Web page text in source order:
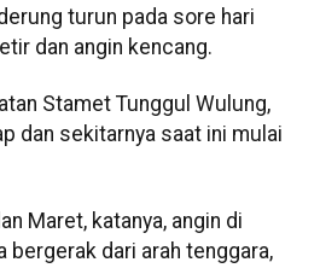
turun pada sore hari
dan angin kencang.
Stamet Tunggul Wulung,
dan sekitarnya saat ini mulai
Maret, katanya, angin di
bergerak dari arah tenggara,